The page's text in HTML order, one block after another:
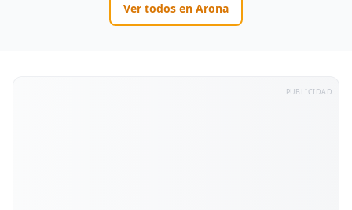
Ver todos en Arona
PUBLICIDAD